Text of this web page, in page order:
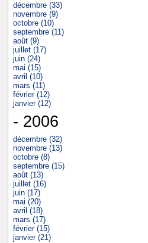
décembre (33)
novembre (9)
octobre (10)
septembre (11)
août (9)
juillet (17)
juin (24)
mai (15)
avril (10)
mars (11)
février (12)
janvier (12)
- 2006
décembre (32)
novembre (13)
octobre (8)
septembre (15)
août (13)
juillet (16)
juin (17)
mai (20)
avril (18)
mars (17)
février (15)
janvier (21)